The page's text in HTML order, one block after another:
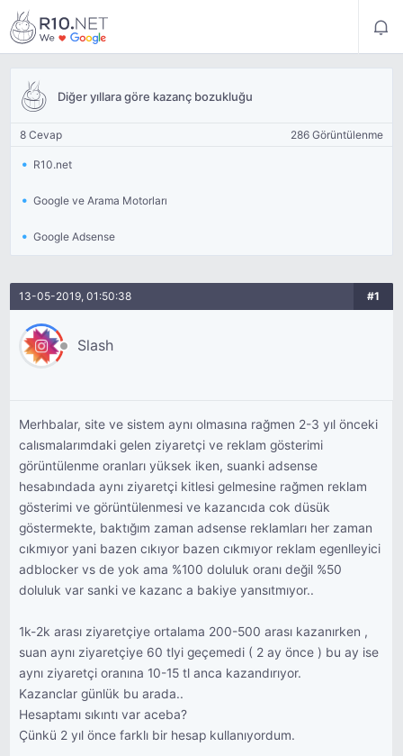
Diğer yıllara göre kazanç bozukluğu
8 Cevap 286 Görüntülenme
R10.net
Google ve Arama Motorları
Google Adsense
13-05-2019, 01:50:38 #1
Slash
Merhbalar, site ve sistem aynı olmasına rağmen 2-3 yıl önceki
calısmalarımdaki gelen ziyaretçi ve reklam gösterimi
görüntülenme oranları yüksek iken, suanki adsense
hesabındada aynı ziyaretçi kitlesi gelmesine rağmen reklam
gösterimi ve görüntülenmesi ve kazancıda cok düsük
göstermekte, baktığım zaman adsense reklamları her zaman
cıkmıyor yani bazen cıkıyor bazen cıkmıyor reklam egenlleyici
adblocker vs de yok ama %100 doluluk oranı değil %50
doluluk var sanki ve kazanc a bakiye yansıtmıyor..
1k-2k arası ziyaretçiye ortalama 200-500 arası kazanırken ,
suan aynı ziyaretçiye 60 tlyi geçemedi ( 2 ay önce ) bu ay ise
aynı ziyaretçi oranına 10-15 tl anca kazandırıyor.
Kazanclar günlük bu arada..
Hesaptamı sıkıntı var aceba?
Çünkü 2 yıl önce farklı bir hesap kullanıyordum.